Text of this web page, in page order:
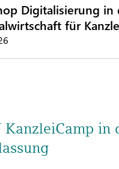
Digitalisierung in
für
KanzleiCamp in